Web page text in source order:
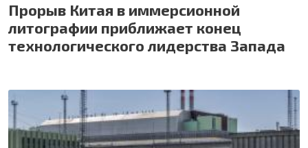
Прорыв Китая в иммерсионной
литографии приближает конец
технологического лидерства Запада